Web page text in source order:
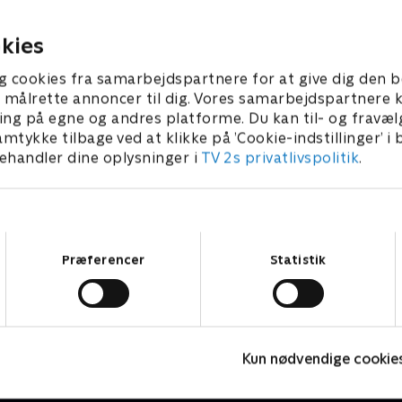
cookies fra samarbejdspartnere for at give dig den
annoncer til dig. Vores samarbejdspartnere
på egne og andres platforme. Du kan til- og
tilbage ved at klikke på ’Cookie-indstillinger’ i
dine oplysninger i TV 2s privatlivspolitik.
Præferencer Statistik
Kun nødvendige
Rita kæmper med
sin kæreste David
• 40 min
derfor fællesspisning med elever og
forældre. Men menuen
udfordringer. Og så dukker
fra Ritas fortid op i hendes